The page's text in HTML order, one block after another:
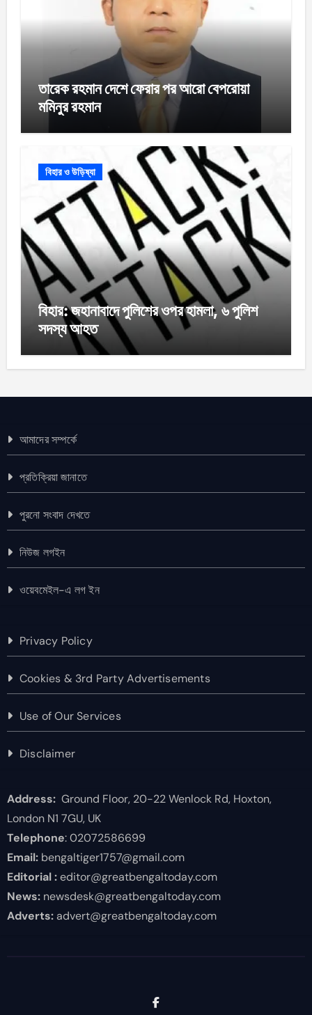
তারেক রহমান দেশে ফেরার পর আরো বেপরোয়া
মমিনুর রহমান
বিহার ও উড়িষ্যা
বিহার: জহানাবাদে পুলিশের ওপর হামলা, ৬ পুলিশ
সদস্য আহত
আমাদের সম্পর্কে
প্রতিক্রিয়া জানাতে
পুরনো সংবাদ দেখতে
নিউজ লগইন
ওয়েবমেইল-এ লগ ইন
Privacy Policy
Cookies & 3rd Party Advertisements
Use of Our Services
Disclaimer
Address:Ground Floor, 20-22 Wenlock Rd, Hoxton,
London N1 7GU, UK
Telephone: 02072586699
Email:bengaltiger1757@gmail.com
Editorial :editor@greatbengaltoday.com
News:newsdesk@greatbengaltoday.com
Adverts:advert@greatbengaltoday.com